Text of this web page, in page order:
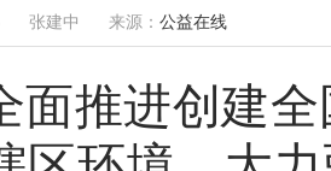
张建中 来源： 公益在线
推进创建全